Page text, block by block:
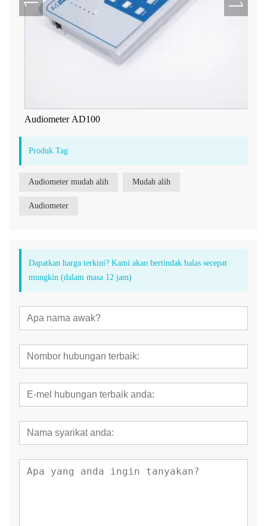
Audiometer AD100
Produk Tag
Audiometer mudah alih Mudah alih
Audiometer
Dapatkan harga terkini? Kami akan bertindak balas secepat
mungkin (dalam masa 12 jam)